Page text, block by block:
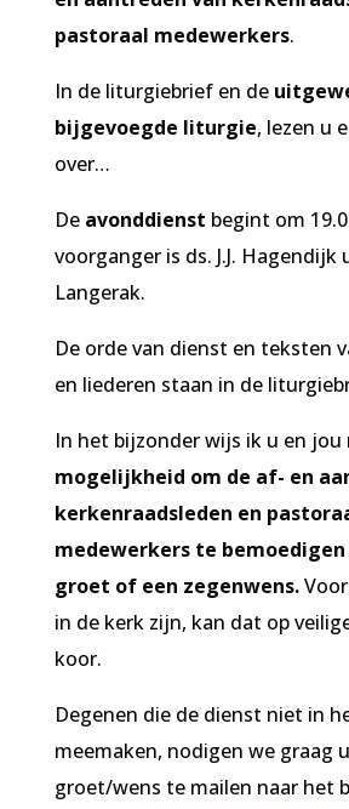
pastoraal medewerkers.
In de liturgiebrief en de
bijgevoegde liturgie, lezen u
over…
De avonddienst begint om
voorganger is ds. J.J. Hagendijk
Langerak.
De orde van dienst en teksten
en liederen staan in de
In het bijzonder wijs ik u en jou
mogelijkheid om de af- en
kerkenraadsleden en
medewerkers te
groet of een zegenwens.
in de kerk zijn, kan dat op
koor.
Degenen die de dienst niet in
meemaken, nodigen we graag
groet/wens te mailen naar het